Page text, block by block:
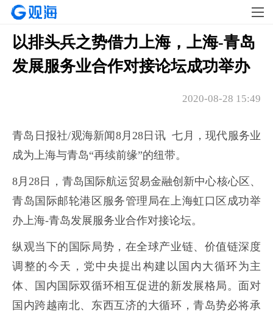
以排头兵之势借力上海，上海-青岛
发展服务业合作对接论坛成功举办
2020-08-28 15:49
青岛日报社/观海新闻8月28日讯 七月，现代服务业
成为上海与青岛“再续前缘”的纽带。
8月28日，青岛国际航运贸易金融创新中心核心区、
青岛国际邮轮港区服务管理局在上海虹口区成功举
办上海-青岛发展服务业合作对接论坛。
纵观当下的国际局势，在全球产业链、价值链深度
调整的今天，党中央提出构建以国内大循环为主
体、国内国际双循环相互促进的新发展格局。面对
国内跨越南北、东西互济的大循环，青岛势必将承